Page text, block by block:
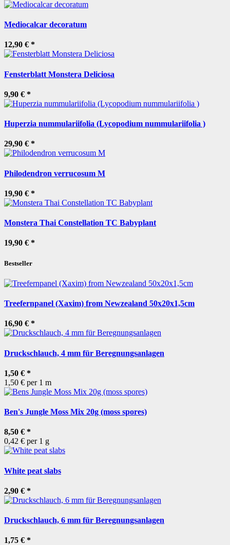
Mediocalcar decoratum
12,90 € *
Fensterblatt Monstera Deliciosa
9,90 € *
Huperzia nummulariifolia (Lycopodium nummulariifolia )
29,90 € *
Philodendron verrucosum M
19,90 € *
Monstera Thai Constellation TC Babyplant
19,90 € *
Bestseller
Treefernpanel (Xaxim) from Newzealand 50x20x1,5cm
16,90 € *
Druckschlauch, 4 mm für Beregnungsanlagen
1,50 € *
1,50 € per 1 m
Ben's Jungle Moss Mix 20g (moss spores)
8,50 € *
0,42 € per 1 g
White peat slabs
2,90 € *
Druckschlauch, 6 mm für Beregnungsanlagen
1,75 € *